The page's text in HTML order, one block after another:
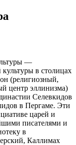
—
в столицах
(религиозный,
центр эллинизма)
Селевкидов
в Пергаме. Эти
царей и
писателями и
в
, Каллимах